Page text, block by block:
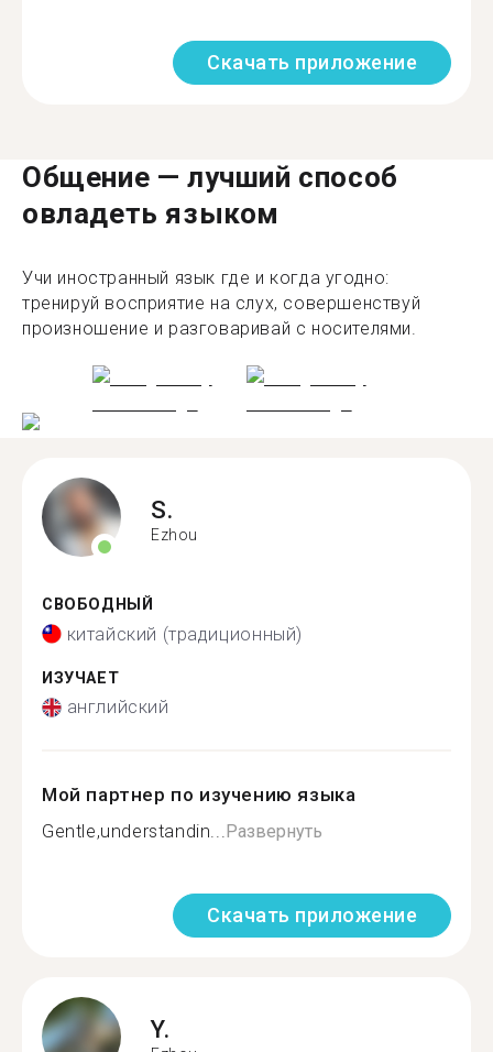
Скачать приложение
Общение — лучший способ
овладеть языком
Учи иностранный язык где и когда угодно:
тренируй восприятие на слух, совершенствуй
произношение и разговаривай с носителями.
S.
Ezhou
СВОБОДНЫЙ
китайский (традиционный)
ИЗУЧАЕТ
английский
Мой партнер по изучению языка
Gentle,understandin...Развернуть
Скачать приложение
Y.